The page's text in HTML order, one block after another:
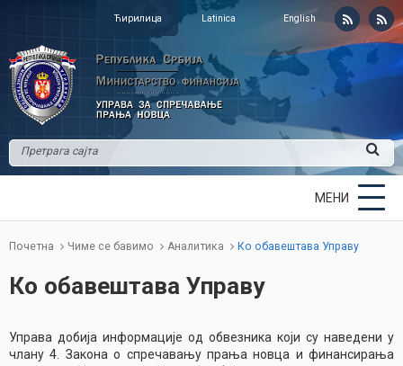
Ћирилица Latinica English
МЕНИ
Почетна Чиме се бавимо Аналитика Ко обавештава Управу
Ко обавештава Управу
Управа добија информације од обвезника који су наведени у
члану 4. Закона о спречавању прања новца и финансирања